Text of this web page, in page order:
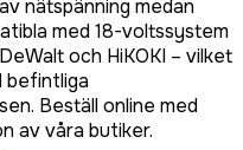
nätspänning medan
med 18-voltssystem
och HiKOKI – vilket
befintliga
Beställ online med
av våra butiker.